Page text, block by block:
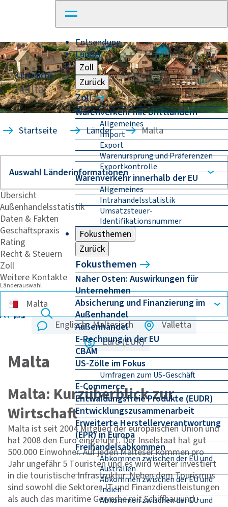
Entsendung
Länder
Zoll
Zurück
Zoll
Warenverkehr mit Drittländern
Allgemeines
Import
Export
Warenursprung und Präferenzen
Exportkontrolle
Warenverkehr innerhalb der EU
Allgemeines
Intrahandelsstatistik
Umsatzsteuer-
Identifikationsnummer
Fokusthemen
Zurück
Fokusthemen
Naher Osten: Auswirkungen für
Unternehmen
Absicherung und Finanzierung im
Außenhandel
Außenhandel
E-Rechnung in der EU
CBAM
US-Zölle im Fokus
Umfragen zum US-Geschäft
E-Commerce
Entwaldungsfreie Produkte (EUDR)
Entwicklungszusammenarbeit
Erweiterte Herstellerverantwortung
(EPR) in Europa
Freihandelsabkommen
Abkommen zwischen der EU und
Australien
Abkommen zwischen der EU und
Indien
Abkommen zwischen der EU und
Übersicht
Malta
Startseite Länder Malta
Übersicht
Außenhandelsstatistik
Daten & Fakten
Geschäftspraxis
Rating
Recht & Steuern
Zoll
Weitere Kontakte
Länderauswahl
Englisch , Maltesisch
Valletta
Euro (EUR)
Malta
Malta: Kurzüberblick zur
Wirtschaft
Malta ist seit 2004 Mitglied der europäischen Union und
hat 2008 den Euro eingeführt. Der Inselstaat hat gut
500.000 Einwohner. Auf jeden Malteser kommen pro
Jahr ungefähr 5 Touristen und es wird weiter investiert
in die touristische Infrastruktur. Neben dem Tourismus
sind sowohl die Sektoren IT und Finanzdienstleistungen
als auch das maritime Gewerbe mit Schiffbau und -